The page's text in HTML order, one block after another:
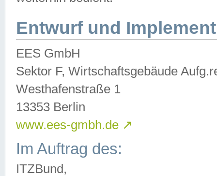
Entwurf und
EES GmbH
Sektor F, Wirtschaftsgebäude
Westhafenstraße 1
13353 Berlin
www.ees-gmbh.de ↗
Im Auftrag des:
ITZBund,